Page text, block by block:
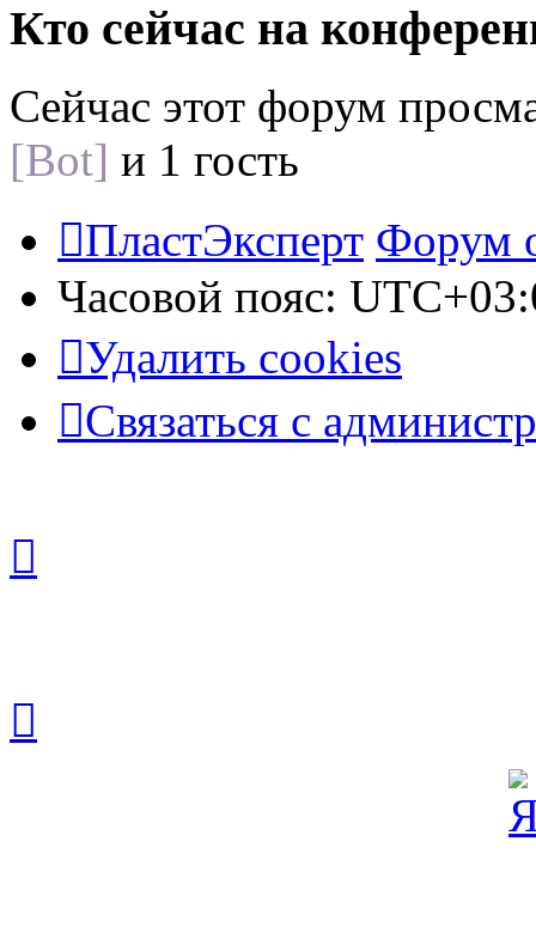
Кто сейчас на
Сейчас этот форум
[Bot] и 1 гость
ПластЭксперт Форум
Часовой пояс:
Удалить cookies
Связаться с